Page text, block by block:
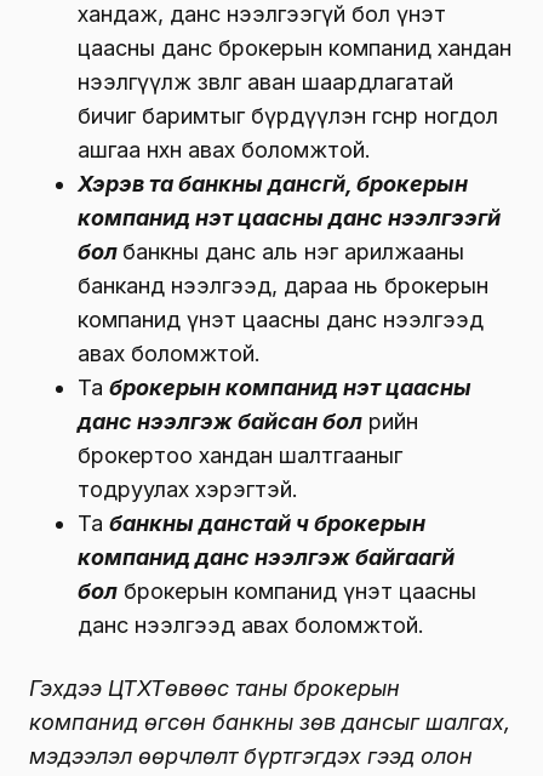
хандаж, данс нээлгээгүй бол үнэт
цаасны данс брокерын компанид хандан
нээлгүүлж зөвлөгөө аван шаардлагатай
бичиг баримтыг бүрдүүлэн өгснөөр ногдол
ашгаа нөхөн авах боломжтой.
Хэрэв та банкны дансгүй, брокерын
компанид үнэт цаасны данс нээлгээгүй
бол банкны данс аль нэг арилжааны
банканд нээлгээд, дараа нь брокерын
компанид үнэт цаасны данс нээлгээд
авах боломжтой.
Та брокерын компанид үнэт цаасны
данс нээлгэж байсан бол өөрийн
брокертоо хандан шалтгааныг
тодруулах хэрэгтэй.
Та банкны данстай ч брокерын
компанид данс нээлгэж байгаагүй
бол брокерын компанид үнэт цаасны
данс нээлгээд авах боломжтой.
Гэхдээ ҮЦТХТөвөөс таны брокерын
компанид өгсөн банкны зөв дансыг шалгах,
мэдээлэл өөрчлөлт бүртгэгдэх гээд олон